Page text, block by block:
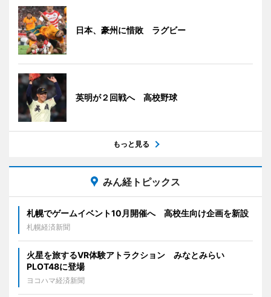
日本、豪州に惜敗 ラグビー
英明が２回戦へ 高校野球
もっと見る
みん経トピックス
札幌でゲームイベント10月開催へ 高校生向け企画を新設
札幌経済新聞
火星を旅するVR体験アトラクション みなとみらい
PLOT48に登場
ヨコハマ経済新聞